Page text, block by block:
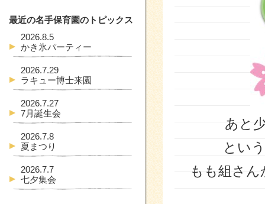
あと
とい
もも組さ
最近の名手保育園のトピックス
2026.8.5
かき氷パーティー
2026.7.29
ラキュー博士来園
2026.7.27
7月誕生会
2026.7.8
夏まつり
2026.7.7
七夕集会